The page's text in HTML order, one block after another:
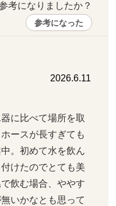
考になりましたか？
参考になった
2026.6.11
に比べて場所を取
ースが長すぎても
。初めて水を飲ん
けたのでとても美
飲む場合、ややす
いかなとも思って